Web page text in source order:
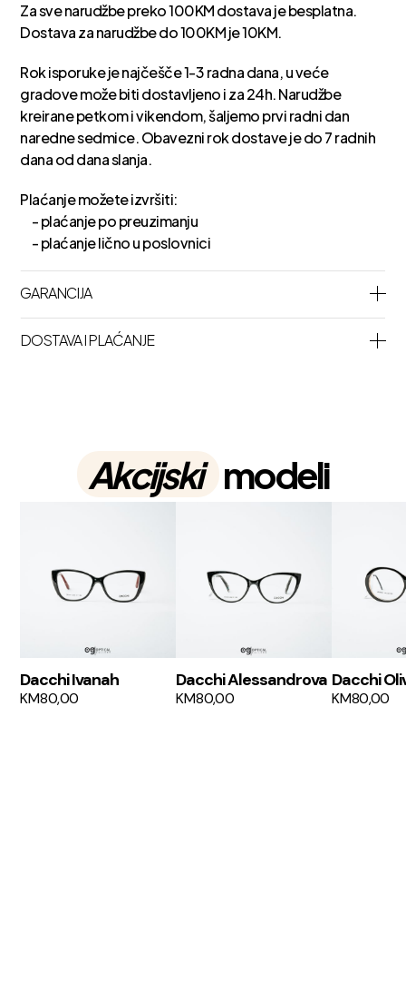
Za sve narudžbe preko 100KM dostava je besplatna.
Dostava za narudžbe do 100KM je 10KM.
Rok isporuke je najčešče 1-3 radna dana, u veće
gradove može biti dostavljeno i za 24h. Narudžbe
kreirane petkom i vikendom, šaljemo prvi radni dan
naredne sedmice. Obavezni rok dostave je do 7 radnih
dana od dana slanja.
Plaćanje možete izvršiti:
- plaćanje po preuzimanju
- plaćanje lično u poslovnici
GARANCIJA
DOSTAVA I PLAĆANJE
Akcijski modeli
Dacchi Ivanah
KM80,00
Dacchi Alessandrova
KM80,00
Dacchi
KM80,00